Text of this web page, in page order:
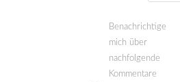
Benachrichtige
mich über
nachfolgende
Kommentare